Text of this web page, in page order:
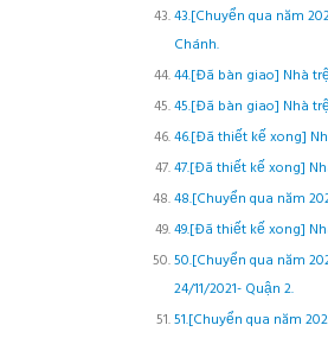
43.[Chuyển qua năm
Chánh.
44.[Đã bàn giao] Nhà
45.[Đã bàn giao] Nhà
46.[Đã thiết kế xong]
47.[Đã thiết kế xong]
48.[Chuyển qua năm
49.[Đã thiết kế xong]
50.[Chuyển qua năm
24/11/2021- Quận 2.
51.[Chuyển qua năm